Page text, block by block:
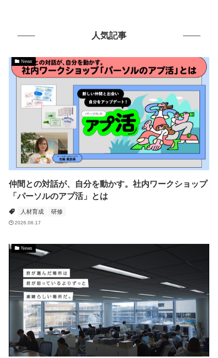
人気記事
News
仲間との対話が、自分を動かす。社内ワークショップ
「パーソルのアプ活」とは
人材育成 研修
2026.06.17
News